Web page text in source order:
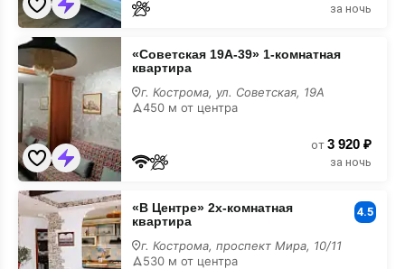
за ночь
«Советская
19А-39»
1-
комнатная
квартира
«Советская 19А-39» 1-комнатная
квартира
г. Кострома, ул. Советская, 19А
450 м от центра
от 3 920 ₽
за ночь
«В
Центре»
2х-
комнатная
квартира
«В Центре» 2х-комнатная
квартира
4.5
г. Кострома, проспект Мира, 10/11
530 м от центра